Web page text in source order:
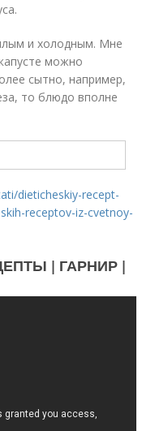
и холодным. Мне
можно
сытно, например,
то блюдо вполне
dieticheskiy-recept-
receptov-iz-cvetnoy-
| ГАРНИР |